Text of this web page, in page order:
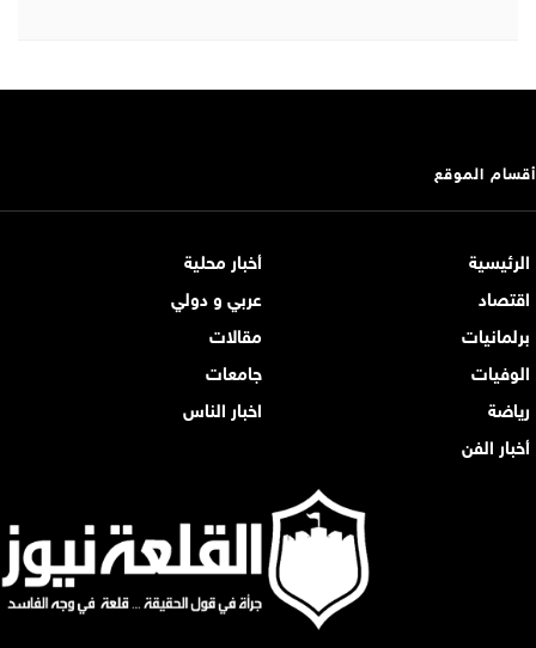
أقسام الموقع
الرئيسية
أخبار محلية
اقتصاد
عربي و دولي
برلمانيات
مقالات
الوفيات
جامعات
رياضة
اخبار الناس
أخبار الفن